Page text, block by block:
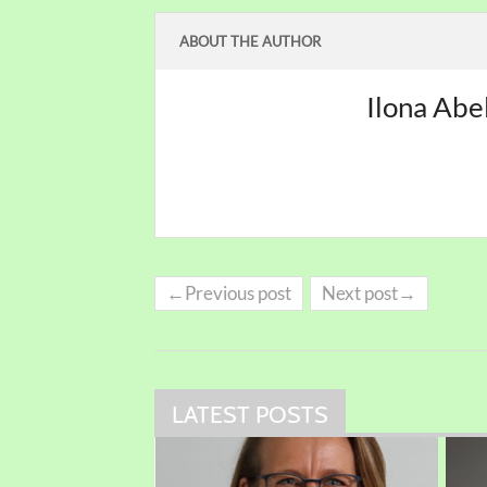
ABOUT THE AUTHOR
Ilona
←Previous post Next post→
LATEST POSTS